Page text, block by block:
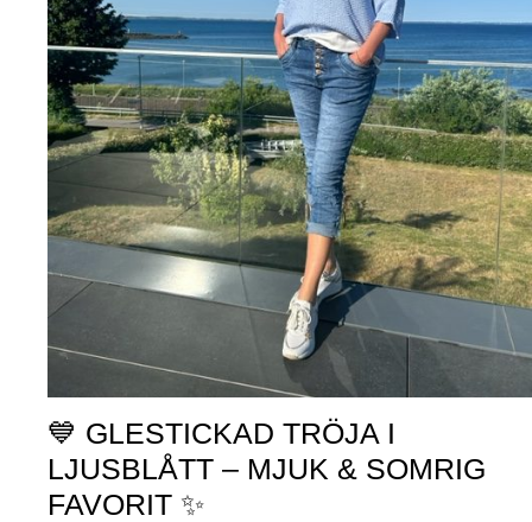
💙 GLESTICKAD TRÖJA I
LJUSBLÅTT – MJUK & SOMRIG
FAVORIT ✨